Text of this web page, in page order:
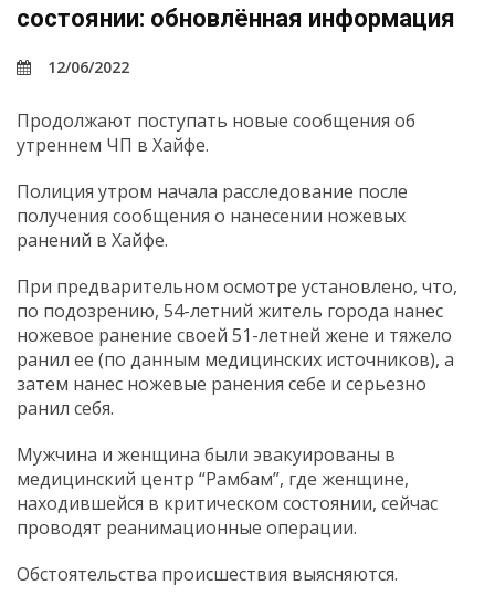
состоянии: обновлённая информация
12/06/2022
Продолжают поступать новые сообщения об
утреннем ЧП в Хайфе.
Полиция утром начала расследование после
получения сообщения о нанесении ножевых
ранений в Хайфе.
При предварительном осмотре установлено, что,
по подозрению, 54-летний житель города нанес
ножевое ранение своей 51-летней жене и тяжело
ранил ее (по данным медицинских источников), а
затем нанес ножевые ранения себе и серьезно
ранил себя.
Мужчина и женщина были эвакуированы в
медицинский центр “Рамбам”, где женщине,
находившейся в критическом состоянии, сейчас
проводят реанимационные операции.
Обстоятельства происшествия выясняются.